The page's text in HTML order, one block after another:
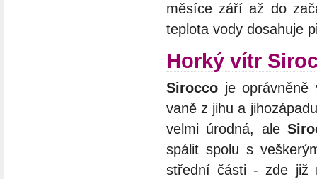
měsíce září až do
teplota vody dosahuje
Horký vítr
Sirocco je
vaně z jihu a
velmi úrodná, ale
spálit spolu s
střední části - zde již